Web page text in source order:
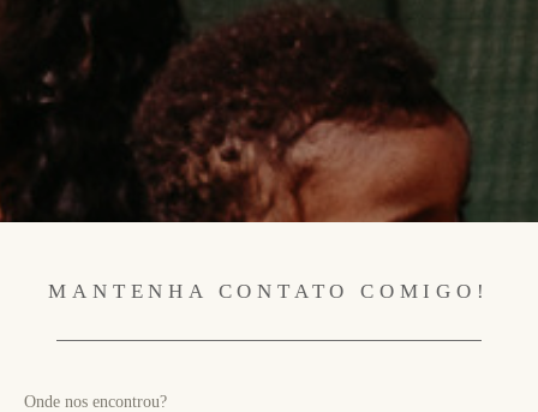
MANTENHA CONTATO COMIGO!
Onde nos encontrou?